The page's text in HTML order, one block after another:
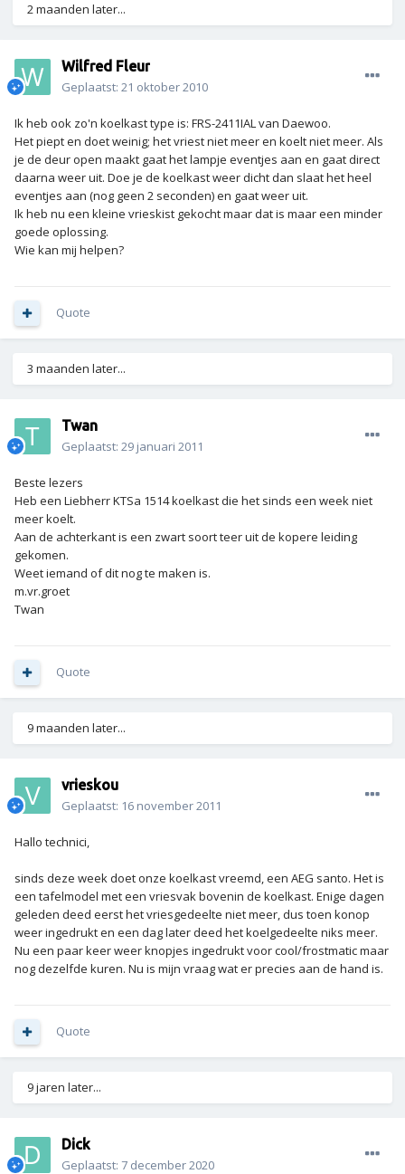
2 maanden later...
Wilfred Fleur
Geplaatst: 21 oktober 2010
Ik heb ook zo'n koelkast type is: FRS-2411IAL van Daewoo.
Het piept en doet weinig; het vriest niet meer en koelt niet meer. Als
je de deur open maakt gaat het lampje eventjes aan en gaat direct
daarna weer uit. Doe je de koelkast weer dicht dan slaat het heel
eventjes aan (nog geen 2 seconden) en gaat weer uit.
Ik heb nu een kleine vrieskist gekocht maar dat is maar een minder
goede oplossing.
Wie kan mij helpen?
Quote
3 maanden later...
Twan
Geplaatst: 29 januari 2011
Beste lezers
Heb een Liebherr KTSa 1514 koelkast die het sinds een week niet
meer koelt.
Aan de achterkant is een zwart soort teer uit de kopere leiding
gekomen.
Weet iemand of dit nog te maken is.
m.vr.groet
Twan
Quote
9 maanden later...
vrieskou
Geplaatst: 16 november 2011
Hallo technici,
sinds deze week doet onze koelkast vreemd, een AEG santo. Het is
een tafelmodel met een vriesvak bovenin de koelkast. Enige dagen
geleden deed eerst het vriesgedeelte niet meer, dus toen konop
weer ingedrukt en een dag later deed het koelgedeelte niks meer.
Nu een paar keer weer knopjes ingedrukt voor cool/frostmatic maar
nog dezelfde kuren. Nu is mijn vraag wat er precies aan de hand is.
Quote
9 jaren later...
Dick
Geplaatst: 7 december 2020